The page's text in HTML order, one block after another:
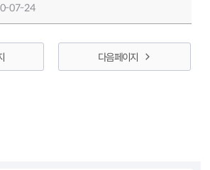
07-24
다음 페이지